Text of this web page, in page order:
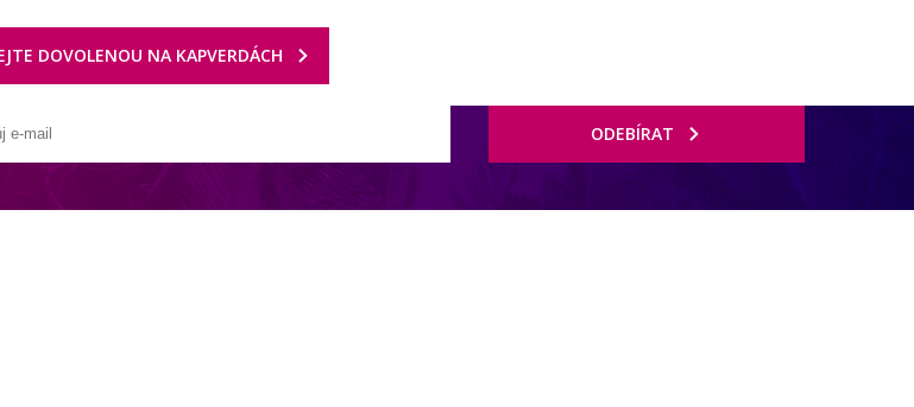
DOVOLENOU NA KAPVERDÁCH
ODEBÍRAT